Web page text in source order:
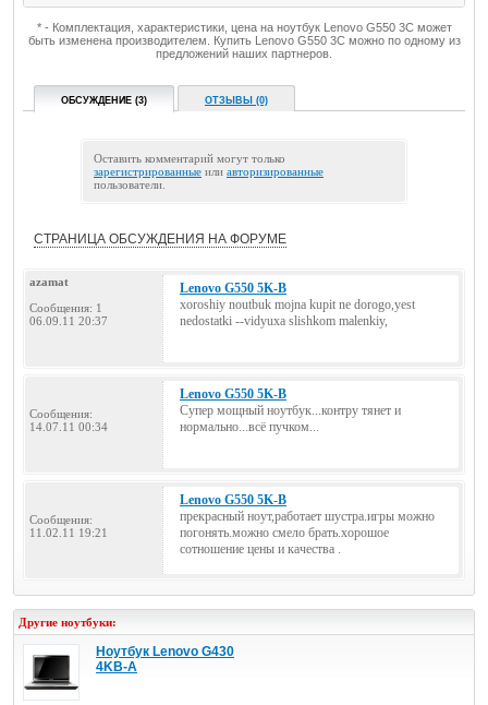
* - Комплектация, характеристики, цена на ноутбук Lenovo G550 3C может
быть изменена производителем. Купить Lenovo G550 3C можно по одному из
предложений наших партнеров.
ОБСУЖДЕНИЕ (3) ОТЗЫВЫ (0)
Оставить комментарий могут только
зарегистрированные или авторизированные
пользователи.
СТРАНИЦА ОБСУЖДЕНИЯ НА ФОРУМЕ
azamat
Сообщения: 1
06.09.11 20:37
Lenovo G550 5K-B
xoroshiy noutbuk mojna kupit ne dorogo,yest
nedostatki --vidyuxa slishkom malenkiy,
Сообщения:
14.07.11 00:34
Lenovo G550 5K-B
Супер мощный ноутбук...контру тянет и
нормально...всё пучком...
Сообщения:
11.02.11 19:21
Lenovo G550 5K-B
прекрасный ноут,работает шустра.игры можно
погонять.можно смело брать.хорошое
сотношение цены и качества .
Другие ноутбуки:
Ноутбук Lenovo G430
4KB-A